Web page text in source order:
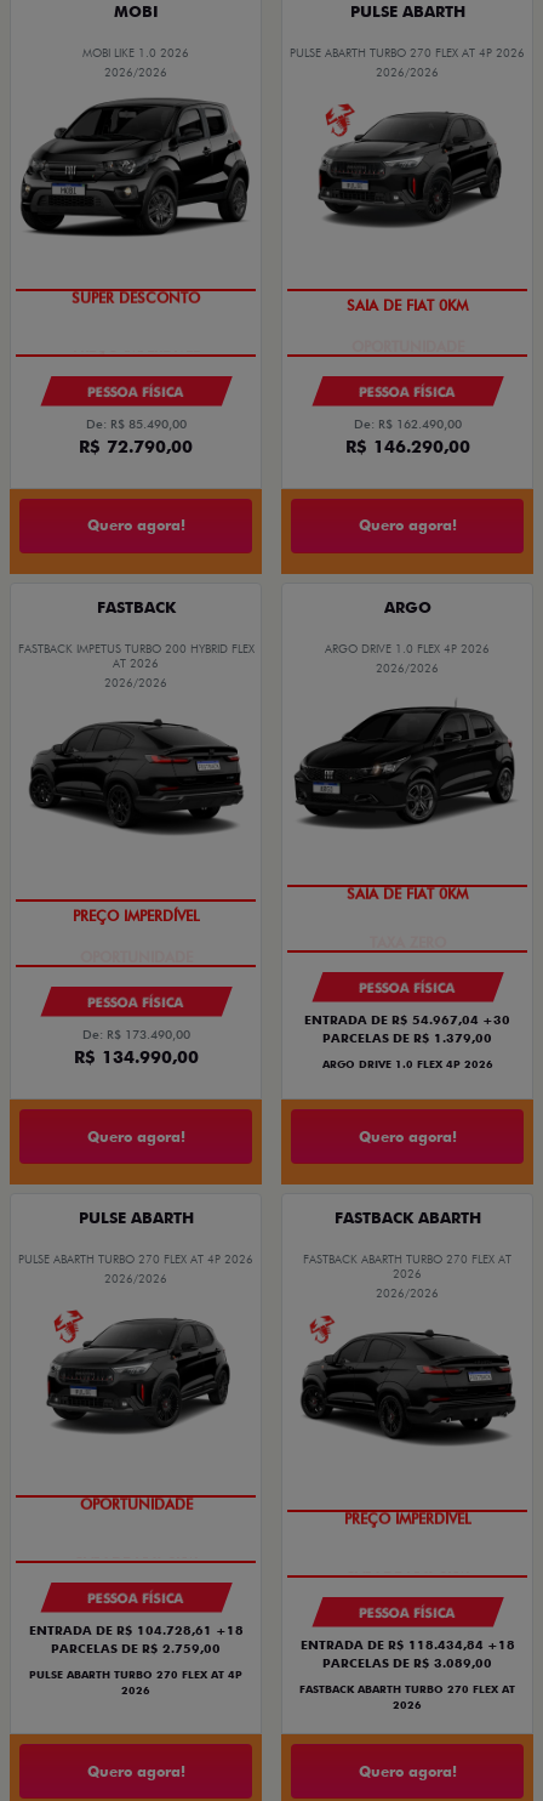
MOBI
MOBI LIKE 1.0 2026
2026/2026
SUPER DESCONTO
PESSOA FÍSICA
De: R$ 85.490,00
R$ 72.790,00
Quero agora!
PULSE ABARTH
PULSE ABARTH TURBO 270 FLEX AT 4P 2026
2026/2026
SAIA DE FIAT 0KM
PESSOA FÍSICA
De: R$ 162.490,00
R$ 146.290,00
Quero agora!
FASTBACK
FASTBACK IMPETUS TURBO 200 HYBRID FLEX
AT 2026
2026/2026
PREÇO IMPERDÍVEL
PESSOA FÍSICA
De: R$ 173.490,00
R$ 134.990,00
Quero agora!
ARGO
ARGO DRIVE 1.0 FLEX 4P 2026
2026/2026
SAIA DE FIAT 0KM
PESSOA FÍSICA
ENTRADA DE R$ 54.967,04 +30
PARCELAS DE R$ 1.379,00
ARGO DRIVE 1.0 FLEX 4P 2026
Quero agora!
PULSE ABARTH
PULSE ABARTH TURBO 270 FLEX AT 4P 2026
2026/2026
OPORTUNIDADE
PESSOA FÍSICA
ENTRADA DE R$ 104.728,61 +18
PARCELAS DE R$ 2.759,00
PULSE ABARTH TURBO 270 FLEX AT 4P
2026
Quero agora!
FASTBACK ABARTH
FASTBACK ABARTH TURBO 270 FLEX AT
2026
2026/2026
PREÇO IMPERDÍVEL
PESSOA FÍSICA
ENTRADA DE R$ 118.434,84 +18
PARCELAS DE R$ 3.089,00
FASTBACK ABARTH TURBO 270 FLEX AT
2026
Quero agora!